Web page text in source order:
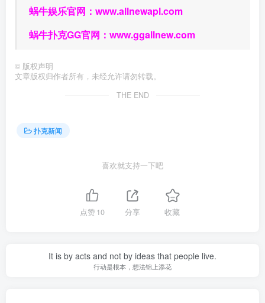
蜗牛娱乐官网： www.allnewapl.com
蜗牛扑克GG官网： www.ggallnew.com
© 版权声明
文章版权归作者所有，未经允许请勿转载。
THE END
扑克新闻
喜欢就支持一下吧
点赞10 分享 收藏
It is by acts and not by ideas that people live.
行动是根本，想法锦上添花